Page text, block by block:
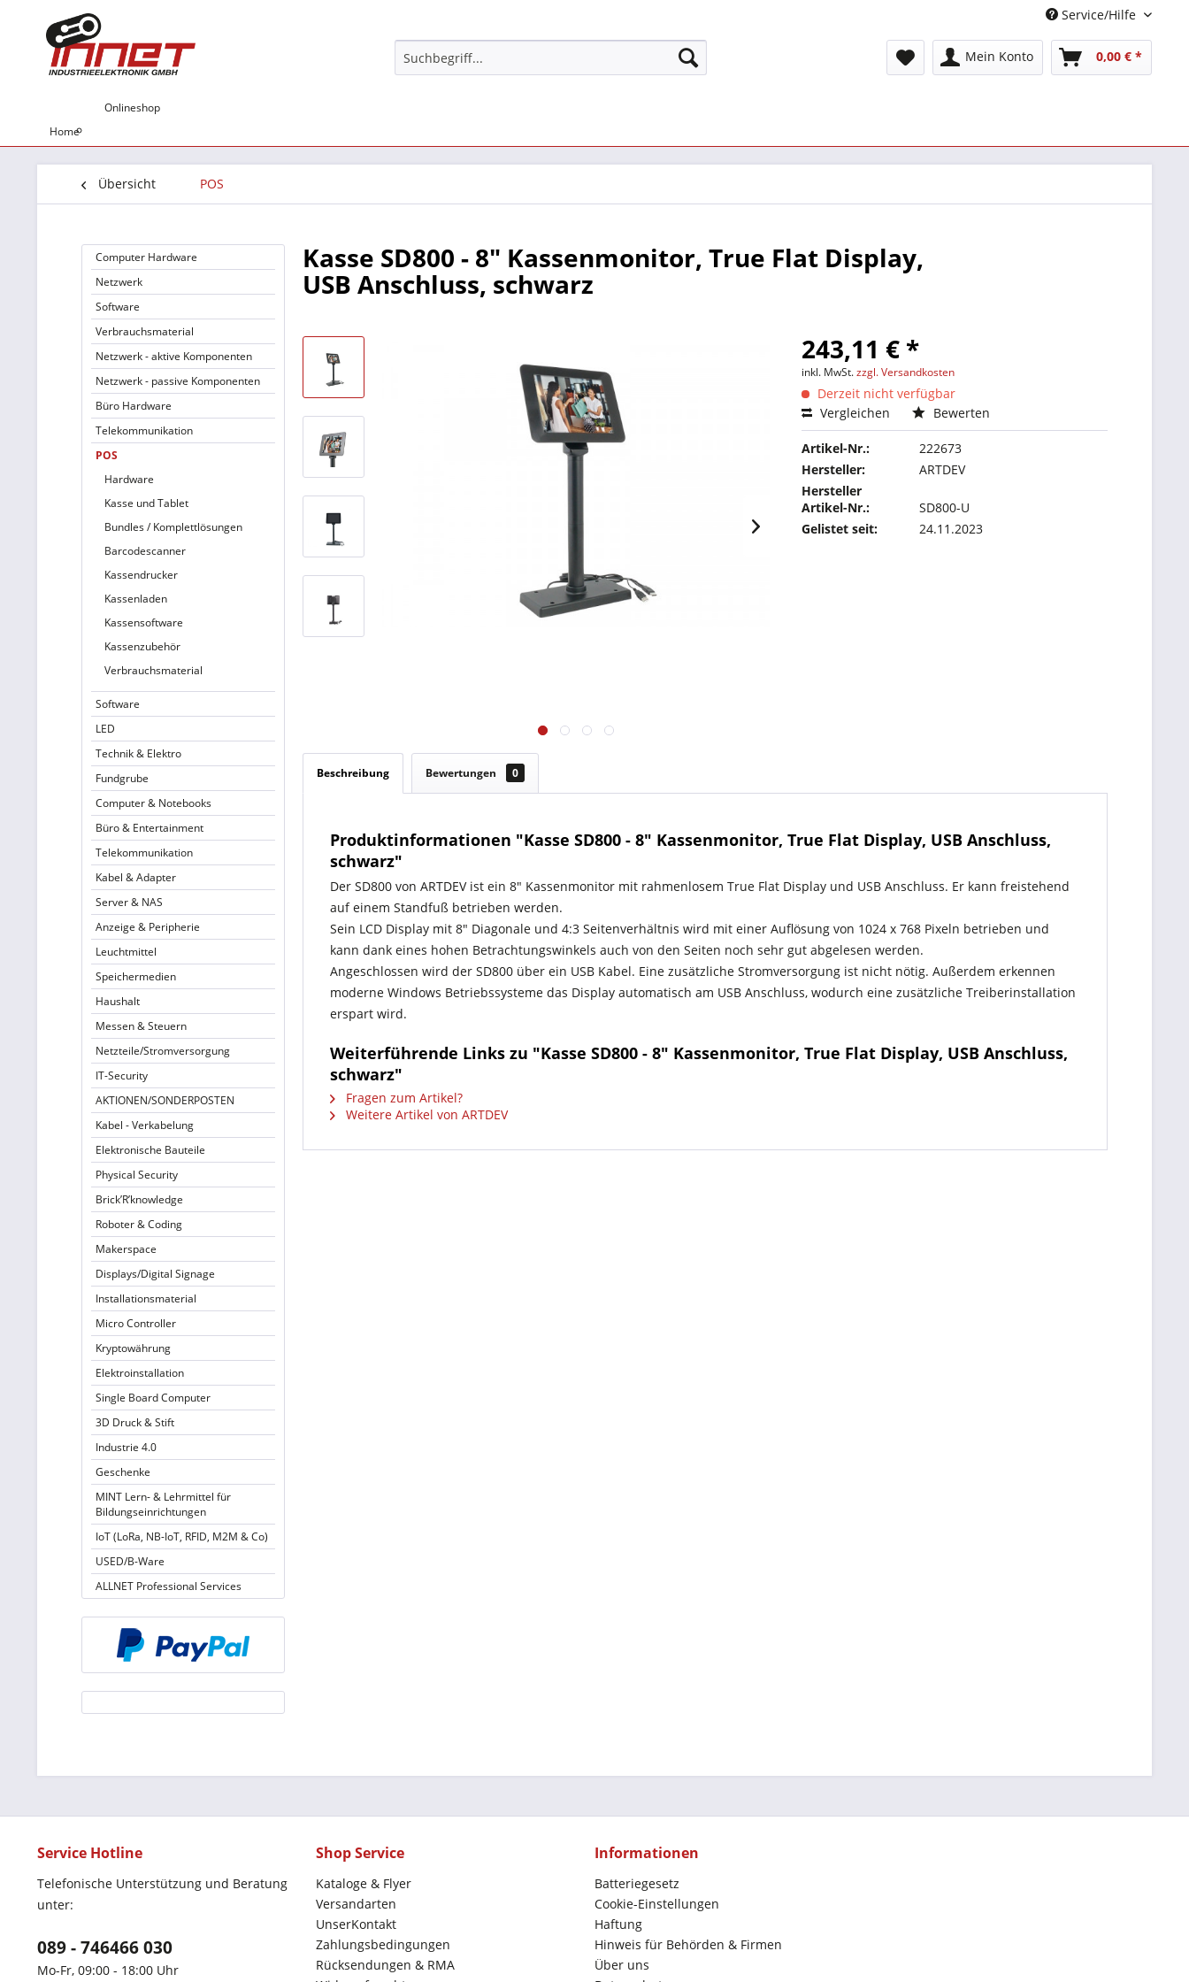
Service/Hilfe
Mein Konto 0,00 € *
Home
Onlineshop
Übersicht POS
Computer Hardware
Netzwerk
Software
Verbrauchsmaterial
Netzwerk - aktive Komponenten
Netzwerk - passive Komponenten
Büro Hardware
Telekommunikation
POS
Hardware
Kasse und Tablet
Bundles / Komplettlösungen
Barcodescanner
Kassendrucker
Kassenladen
Kassensoftware
Kassenzubehör
Verbrauchsmaterial
Software
LED
Technik & Elektro
Fundgrube
Computer & Notebooks
Büro & Entertainment
Telekommunikation
Kabel & Adapter
Server & NAS
Anzeige & Peripherie
Leuchtmittel
Speichermedien
Haushalt
Messen & Steuern
Netzteile/Stromversorgung
IT-Security
AKTIONEN/SONDERPOSTEN
Kabel - Verkabelung
Elektronische Bauteile
Physical Security
Brick’R’knowledge
Roboter & Coding
Makerspace
Displays/Digital Signage
Installationsmaterial
Micro Controller
Kryptowährung
Elektroinstallation
Single Board Computer
3D Druck & Stift
Industrie 4.0
Geschenke
MINT Lern- & Lehrmittel für
Bildungseinrichtungen
IoT (LoRa, NB-IoT, RFID, M2M & Co)
USED/B-Ware
ALLNET Professional Services
Kasse SD800 - 8" Kassenmonitor, True Flat Display,
USB Anschluss, schwarz
243,11 € *
inkl. MwSt.zzgl. Versandkosten
Derzeit nicht verfügbar
Vergleichen
Bewerten
Artikel-Nr.:
222673
Hersteller:
ARTDEV
Hersteller
Artikel-Nr.:
SD800-U
Gelistet seit:
24.11.2023
Beschreibung Bewertungen 0
Produktinformationen "Kasse SD800 - 8" Kassenmonitor, True Flat Display, USB Anschluss,
schwarz"
Der SD800 von ARTDEV ist ein 8" Kassenmonitor mit rahmenlosem True Flat Display und USB Anschluss. Er kann freistehend
auf einem Standfuß betrieben werden.
Sein LCD Display mit 8" Diagonale und 4:3 Seitenverhältnis wird mit einer Auflösung von 1024 x 768 Pixeln betrieben und
kann dank eines hohen Betrachtungswinkels auch von den Seiten noch sehr gut abgelesen werden.
Angeschlossen wird der SD800 über ein USB Kabel. Eine zusätzliche Stromversorgung ist nicht nötig. Außerdem erkennen
moderne Windows Betriebssysteme das Display automatisch am USB Anschluss, wodurch eine zusätzliche Treiberinstallation
erspart wird.
Weiterführende Links zu "Kasse SD800 - 8" Kassenmonitor, True Flat Display, USB Anschluss,
schwarz"
Fragen zum Artikel?
Weitere Artikel von ARTDEV
Service Hotline
Telefonische Unterstützung und Beratung
unter:
089 - 746466 030
Mo-Fr, 09:00 - 18:00 Uhr
Shop Service
Kataloge & Flyer
Versandarten
UnserKontakt
Zahlungsbedingungen
Rücksendungen & RMA
Informationen
Batteriegesetz
Cookie-Einstellungen
Haftung
Hinweis für Behörden & Firmen
Über uns